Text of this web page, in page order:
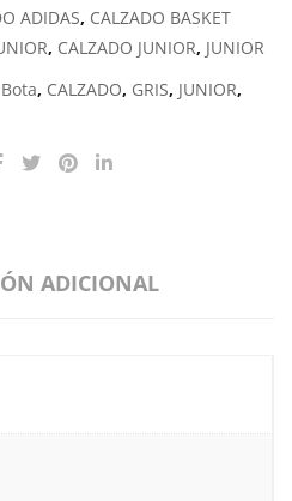
ADIDAS, CALZADO BASKET
, CALZADO JUNIOR, JUNIOR
Bota, CALZADO, GRIS, JUNIOR,
ADICIONAL